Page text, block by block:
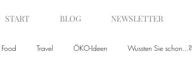
START BLOG NEWSLETTER
Food Travel ÖKO-Ideen Wussten Sie schon...?